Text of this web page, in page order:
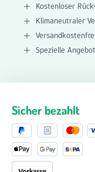
Kostenloser
Klimaneutraler
Spezielle
Sicher bezahlt